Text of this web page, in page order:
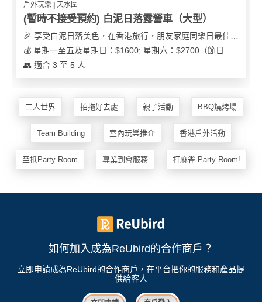
戶外玩樂 | 天水圍
(暫時不接受預約) 白泥日落露營車（大型）
👥 適合 3 至 5 人
二人世界 拍拖好去處 親子活動 BBQ燒烤場
Team Building 室內玩樂推介 香港戶外活動
至抵Party Room 專業到會服務 打麻雀 Party Room!
如何加入成為ReUbird的合作商戶？
立即申請成為ReUbird的合作商戶，在平台把你的服務和產品提
供給客人